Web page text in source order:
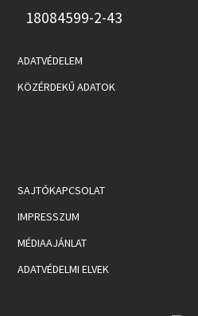
18084599-2-43
ADATVÉDELEM
KÖZÉRDEKŰ ADATOK
SAJTÓKAPCSOLAT
IMPRESSZUM
MÉDIAAJÁNLAT
ADATVÉDELMI ELVEK